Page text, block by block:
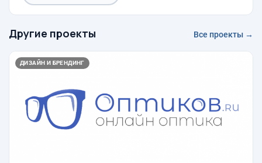
Другие проекты Все проекты →
ДИЗАЙН И БРЕНДИНГ